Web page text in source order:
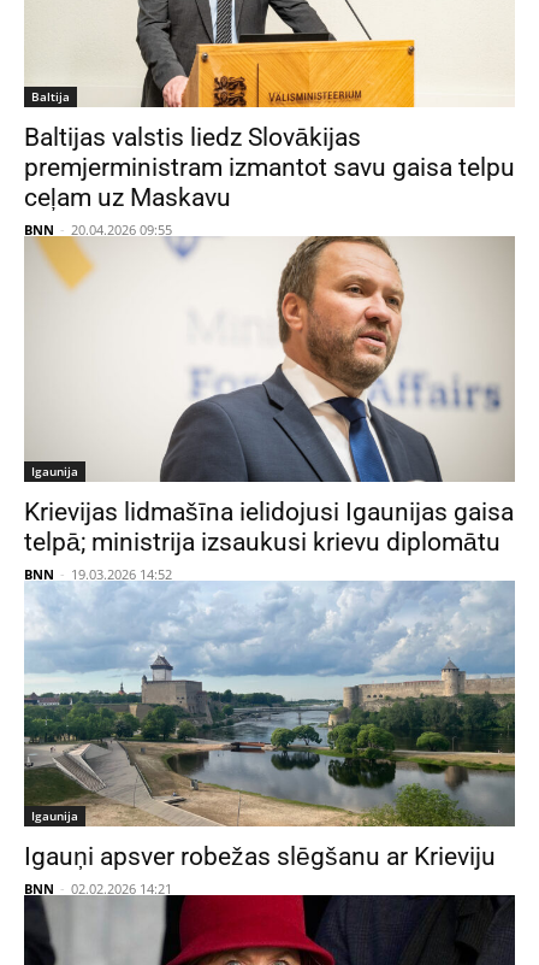
Baltija
Baltijas valstis liedz Slovākijas
premjerministram izmantot savu gaisa telpu
ceļam uz Maskavu
BNN - 20.04.2026 09:55
Igaunija
Krievijas lidmašīna ielidojusi Igaunijas gaisa
telpā; ministrija izsaukusi krievu diplomātu
BNN - 19.03.2026 14:52
Igaunija
Igauņi apsver robežas slēgšanu ar Krieviju
BNN - 02.02.2026 14:21